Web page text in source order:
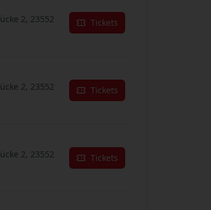
2, 23552
Tickets
2, 23552
Tickets
2, 23552
Tickets